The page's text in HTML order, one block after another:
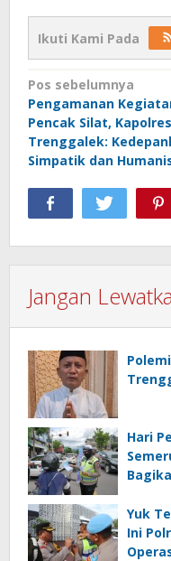
Ikuti Kami Pada
Navigasi
pos
Pos sebelumnya
Pengamanan
Pencak Silat, Kapolres
Trenggalek:
Simpatik dan
Jangan
Hari
Yuk
Ini